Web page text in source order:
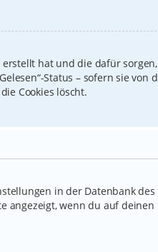
erstellt hat und die dafür
Status – sofern sie
Cookies löscht.
in der Datenbank
angezeigt, wenn du auf